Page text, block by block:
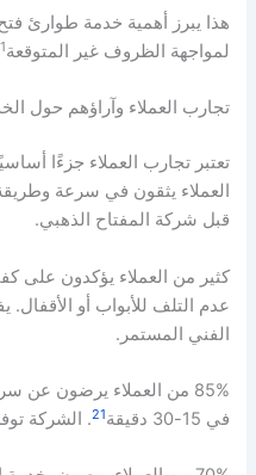
هذا يبرز أهمية خدمة طوارئ
لمواجهة الظروف غير المتوقعة1
تجارب العملاء وآراؤهم حول
تعتبر تجارب العملاء جزءًا
العملاء يثقون في سرعة
قبل شركة المفتاح الذهبي.
كثير من العملاء يؤكدون على
عدم التلف للأبواب أو
الفني المستمر.
85% من العملاء يرضون عن
في 15-30 دقيقة
21. الشركة